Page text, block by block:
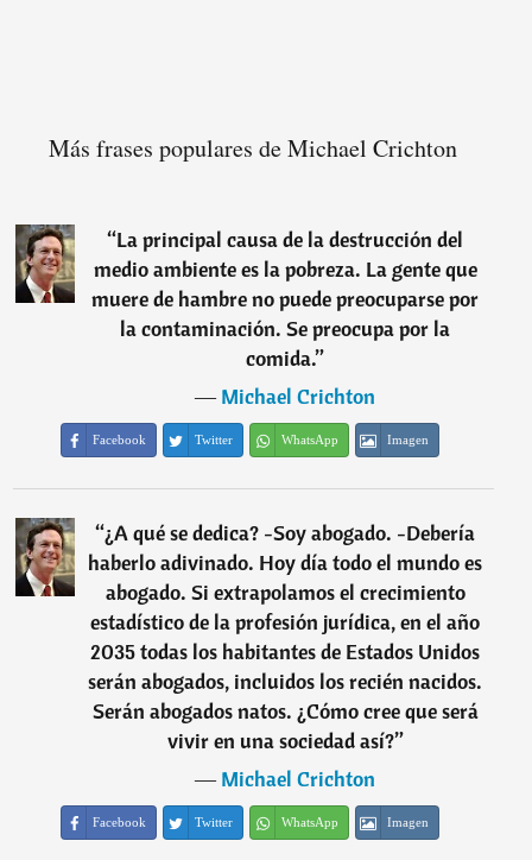
Más frases populares de Michael Crichton
“La principal causa de la destrucción del
medio ambiente es la pobreza. La gente que
muere de hambre no puede preocuparse por
la contaminación. Se preocupa por la
comida.”
―Michael Crichton
Facebook Twitter WhatsApp Imagen
“¿A qué se dedica? -Soy abogado. -Debería
haberlo adivinado. Hoy día todo el mundo es
abogado. Si extrapolamos el crecimiento
estadístico de la profesión jurídica, en el año
2035 todas los habitantes de Estados Unidos
serán abogados, incluidos los recién nacidos.
Serán abogados natos. ¿Cómo cree que será
vivir en una sociedad así?”
―Michael Crichton
Facebook Twitter WhatsApp Imagen